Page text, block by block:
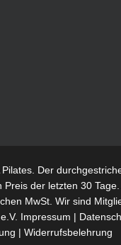
Der
Preis der letzten 30
MwSt. Wir sind
Impressum |
| Widerrufsbelehrung